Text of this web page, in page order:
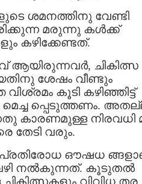
ശമനത്തിനു വേണ്ടി
മരുന്നു കൾക്ക്
കഴിക്കേണ്ടത്.
ആയിരുന്നവർ, ചികിത്സ
ശേഷം വീണ്ടും
കൂടി കഴിഞ്ഞിട്ട്
പ്പെടുത്തണം.
കാരണമുള്ള നിരവധി
തേടി വരും.
ഔഷധ
വഴി നൽകുന്നത്. കൂടുതൽ
വിവിധ തര